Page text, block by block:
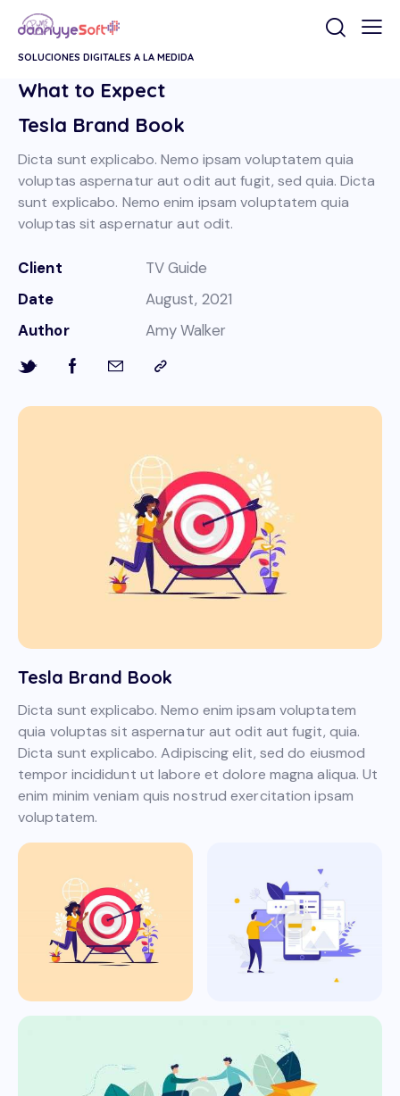
SOLUCIONES DIGITALES A LA MEDIDA
What to Expect
Tesla Brand Book
Dicta sunt explicabo. Nemo enim ipsam voluptatem
quia voluptas sit aspernatur aut odit aut fugit, quia.
Dicta sunt explicabo. Adipiscing elit, sed do eiusmod
tempor incididunt ut labore et dolore magna aliqua. Ut
enim minim veniam quis nostrud exercitation ipsam
voluptatem.
Tesla Brand Book
Dicta sunt explicabo. Nemo ipsam voluptatem quia
voluptas aspernatur aut odit aut fugit, sed quia. Dicta
sunt explicabo. Nemo enim ipsam voluptatem quia
voluptas sit aspernatur aut odit.
Client
TV Guide
Date
August, 2021
Author
Amy Walker